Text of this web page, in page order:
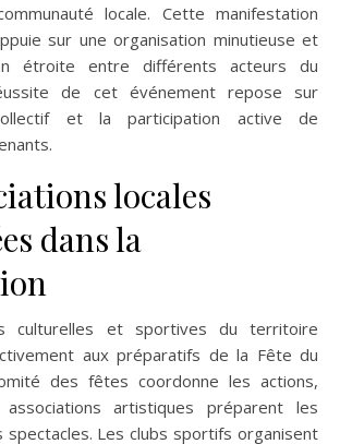
locale. Cette manifestation
sur une organisation minutieuse et
étroite entre différents acteurs du
de cet événement repose sur
et la participation active de
locales
dans la
culturelles et sportives du territoire
aux préparatifs de la Fête du
des fêtes coordonne les actions,
artistiques préparent les
spectacles. Les clubs sportifs organisent